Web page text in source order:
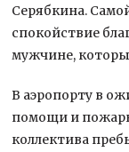
Серябкина.
спокойствие
мужчине,
В аэропорту в
помощи и
коллектива